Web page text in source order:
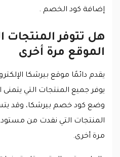
إضافة كود الخصم .
هل تتوفر المنتجات
الموقع مرة أخرى
يقدم دائمًا موقع بيرشكا
يوفر جميع المنتجات التي
وضع كود خصم بيرشكا، وقد
المنتجات التي نفدت من
مرة أخرى.